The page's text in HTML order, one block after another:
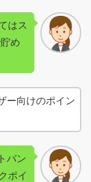
はス
め
ー向けのポイン
バン
ポイ